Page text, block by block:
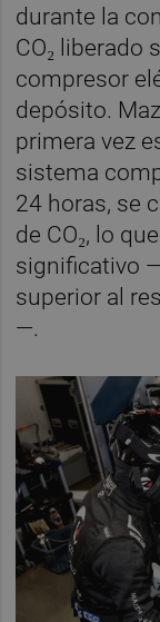
durante la
CO₂ liberado
compresor
depósito.
primera vez
sistema
24 horas, se
de CO₂, lo
significativo
superior al
—.